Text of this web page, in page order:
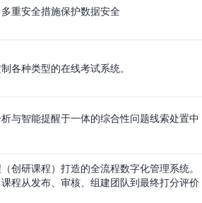
重安全措施保护数据安全
各种类型的在线考试系统。
与智能提醒于一体的综合性问题线索处置中
创研课程）打造的全流程数字化管理系统。
程从发布、审核、组建团队到最终打分评价